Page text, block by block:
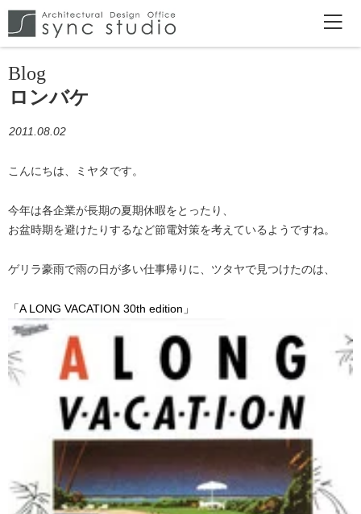
Blog
ロンバケ
2011.08.02
こんにちは、ミヤタです。
今年は各企業が長期の夏期休暇をとったり、
お盆時期を避けたりするなど節電対策を考えているようですね。
ゲリラ豪雨で雨の日が多い仕事帰りに、ツタヤで見つけたのは、
「A LONG VACATION 30th edition」